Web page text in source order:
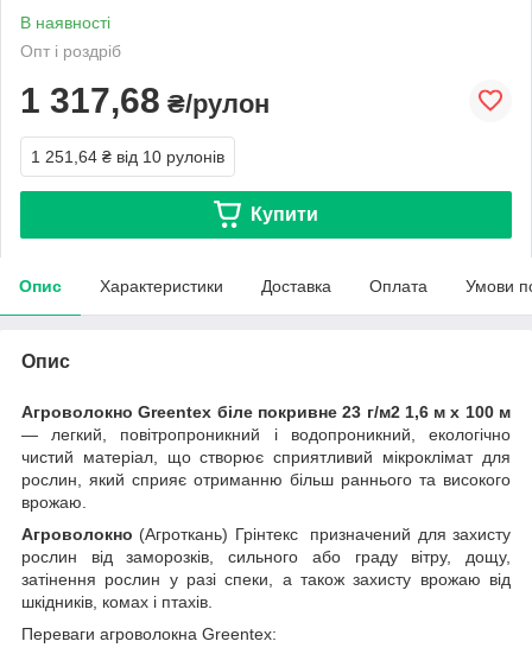
В наявності
Опт і роздріб
1 317,68 ₴/рулон
1 251,64 ₴ від 10 рулонів
Купити
Опис Характеристики Доставка Оплата Умови
Опис
Агроволокно Greentex біле покривне 23 г/м2 1,6 м х 100 м
— легкий, повітропроникний і водопроникний, екологічно
чистий матеріал, що створює сприятливий мікроклімат для
рослин, який сприяє отриманню більш раннього та високого
врожаю.
Агроволокно (Агроткань) Грінтекс призначений для захисту
рослин від заморозків, сильного або граду вітру, дощу,
затінення рослин у разі спеки, а також захисту врожаю від
шкідників, комах і птахів.
Переваги агроволокна Greentex: